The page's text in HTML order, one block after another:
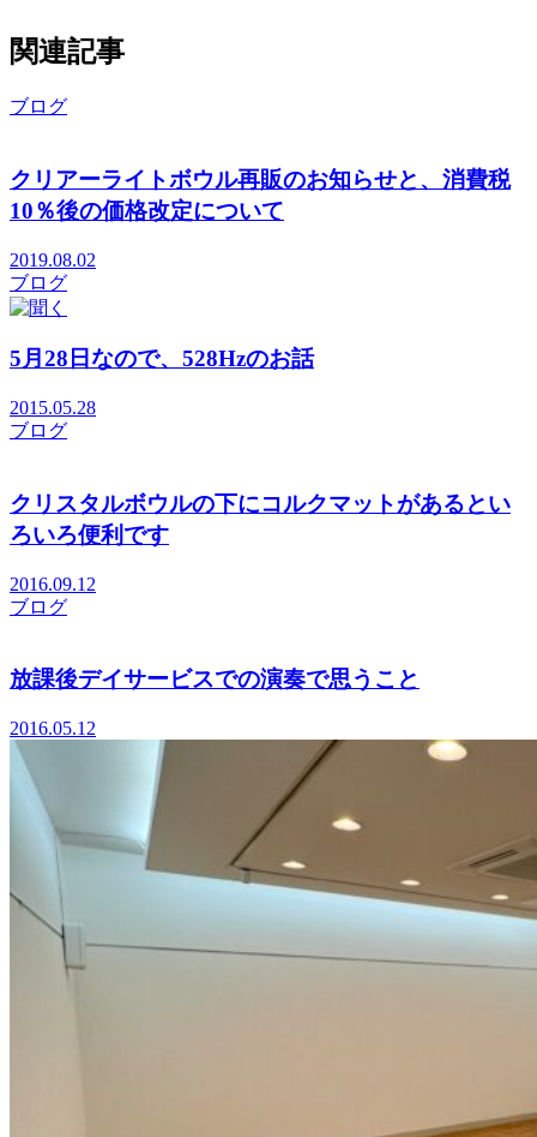
関連記事
ブログ
クリアーライトボウル再販のお知らせと、消費税
10％後の価格改定について
2019.08.02
ブログ
5月28日なので、528Hzのお話
2015.05.28
ブログ
クリスタルボウルの下にコルクマットがあるとい
ろいろ便利です
2016.09.12
ブログ
放課後デイサービスでの演奏で思うこと
2016.05.12